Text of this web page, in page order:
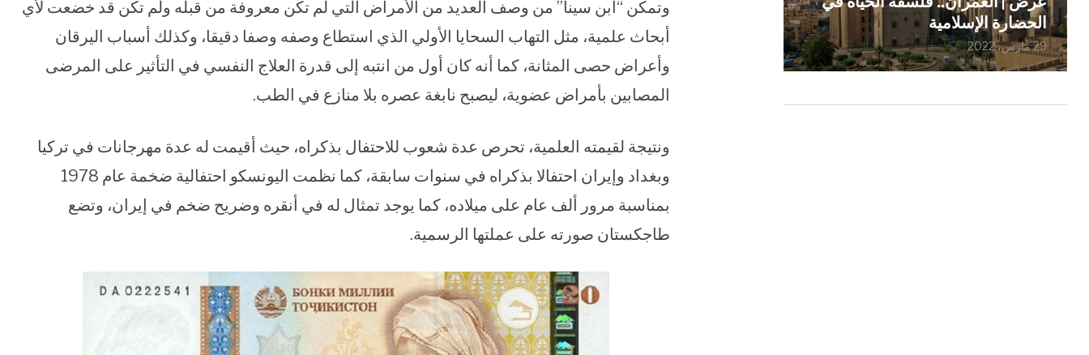
وتمكن “ابن سينا” من وصف العديد من الأمراض التي لم تكن معروفة من قبله ولم تكن قد خضعت لأي
أبحاث علمية، مثل التهاب السحايا الأولي الذي استطاع وصفه وصفا دقيقا، وكذلك أسباب اليرقان
وأعراض حصى المثانة، كما أنه كان أول من انتبه إلى قدرة العلاج النفسي في التأثير على المرضى
المصابين بأمراض عضوية، ليصبح نابغة عصره بلا منازع في الطب.
ونتيجة لقيمته العلمية، تحرص عدة شعوب للاحتفال بذكراه، حيث أقيمت له عدة مهرجانات في تركيا
وبغداد وإيران احتفالا بذكراه في سنوات سابقة، كما نظمت اليونسكو احتفالية ضخمة عام 1978
بمناسبة مرور ألف عام على ميلاده، كما يوجد تمثال له في أنقره وضريح ضخم في إيران، وتضع
طاجكستان صورته على عملتها الرسمية.
الحضارة الإسلامية
29 مارس، 2022